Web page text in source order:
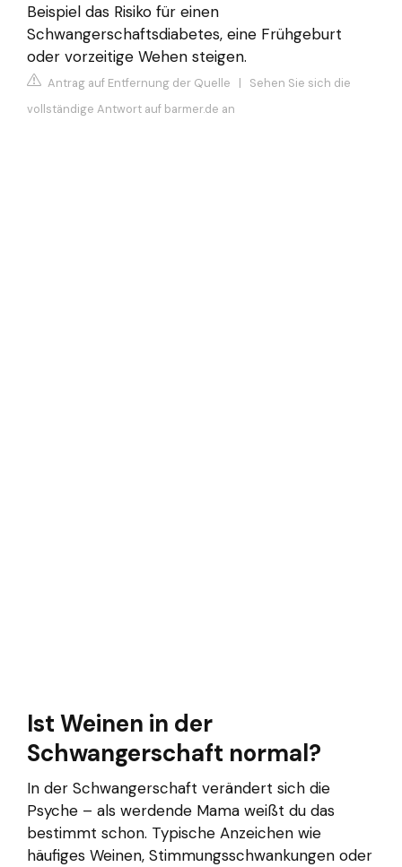
Beispiel das Risiko für einen
Schwangerschaftsdiabetes, eine Frühgeburt
oder vorzeitige Wehen steigen.
Antrag auf Entfernung der Quelle | Sehen Sie sich die
vollständige Antwort auf barmer.de an
Ist Weinen in der
Schwangerschaft normal?
In der Schwangerschaft verändert sich die
Psyche – als werdende Mama weißt du das
bestimmt schon. Typische Anzeichen wie
häufiges Weinen, Stimmungsschwankungen oder